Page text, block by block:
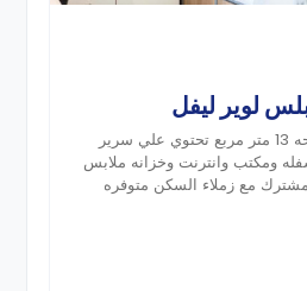
لوير ليفل
غرفه بحمام خاص بمساحه 13 متر مربع تحتوي علي سرير
ومكتب وانترنت وخزانه ملابس
بالاضافه لمطبخ متكامل مشترك مع زملاء السكن متوفره